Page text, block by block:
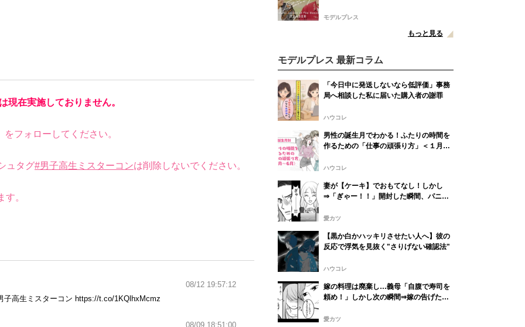
現在実施しておりません。
をフォローしてください。
ュタグ#男子高生ミスターコンは削除しないでください。
。
子高生ミスターコン https://t.co/1KQlhxMcmz
08/12 19:57:12
08/09 18:51:00
モデルプレス
もっと見る
モデルプレス 最新コラム
「今日中に発送しないなら低評価」事務
局へ相談した私に届いた購入者の謝罪
ハウコレ
男性の誕生月でわかる！ふたりの時間を
作るための「仕事の頑張り方」＜１月〜
ハウコレ
妻が【ケーキ】でおもてなし！しかし
⇒「ぎゃー！！」開封した瞬間、パニッ
愛カツ
【黒か白かハッキリさせたい人へ】彼の
反応で浮気を見抜く"さりげない確認法"
ハウコレ
嫁の料理は廃棄し…義母「自腹で寿司を
頼め！」しかし次の瞬間⇒嫁の告げた言
愛カツ